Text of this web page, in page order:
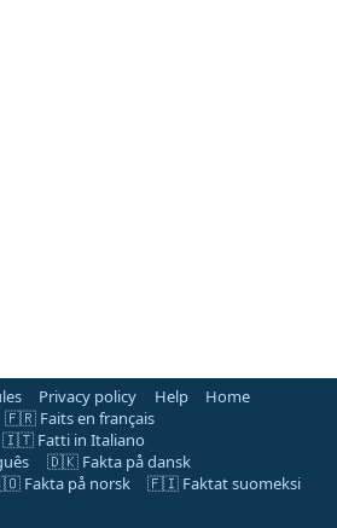
Privacy policy Help
Home
🇫🇷 Faits en français
🇮🇹 Fatti in Italiano
🇩🇰 Fakta på dansk
Fakta på norsk
🇫🇮 Faktat suomeksi